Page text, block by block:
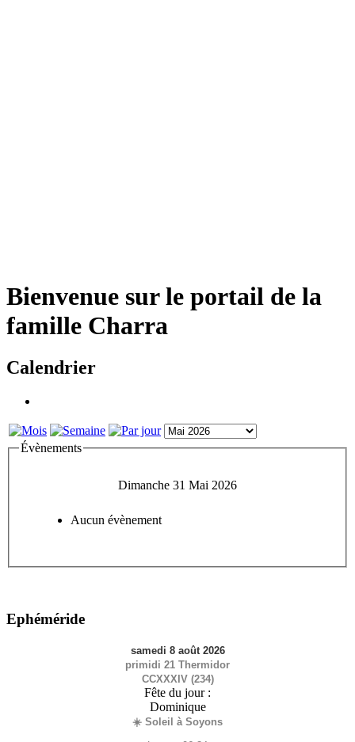
Bienvenue sur le portail de la
famille Charra
Calendrier
Évènements
Dimanche 31 Mai 2026
Aucun évènement
Ephéméride
samedi 8 août 2026
primidi 21 Thermidor
CCXXXIV (234)
Fête du jour :
Dominique
☀️ Soleil à Soyons